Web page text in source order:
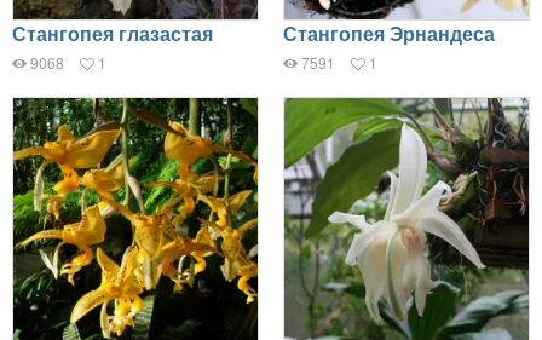
Стангопея глазастая
9068 1
Стангопея Эрнандеса
7591 1